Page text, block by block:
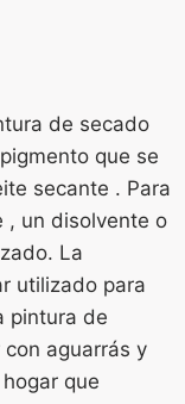
de secado
que se
secante . Para
, un disolvente o
La
utilizado para
pintura de
aguarrás y
que